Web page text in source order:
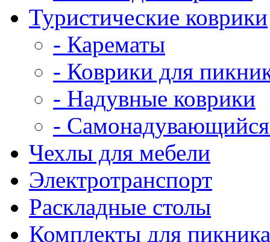
Туристические коврики
- Карематы
- Коврики для
- Надувные коврики
-
Чехлы для мебели
Электротранспорт
Раскладные столы
Комплекты для пикника